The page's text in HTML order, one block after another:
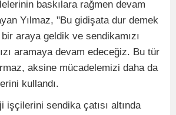
baskılara rağmen devam
Yılmaz, "Bu gidişata dur demek
araya geldik ve sendikamızı
aramaya devam edeceğiz. Bu tür
aksine mücadelemizi daha da
kullandı.
işçilerini sendika çatısı altında